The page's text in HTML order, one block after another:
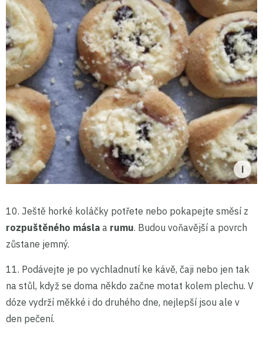
10. Ještě horké koláčky potřete nebo pokapejte směsí z
rozpuštěného másla a rumu. Budou voňavější a povrch
zůstane jemný.
11. Podávejte je po vychladnutí ke kávě, čaji nebo jen tak
na stůl, když se doma někdo začne motat kolem plechu. V
dóze vydrží měkké i do druhého dne, nejlepší jsou ale v
den pečení.